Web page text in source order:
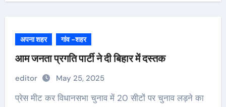
अपना शहर गांव -शहर
आम जनता प्रगति पार्टी ने दी बिहार में दस्तक
editor May 25, 2025
प्रेस मीट कर विधानसभा चुनाव में 20 सीटों पर चुनाव लड़ने का